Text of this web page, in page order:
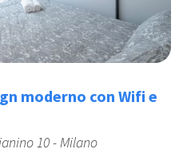
moderno con Wifi e
10 - Milano